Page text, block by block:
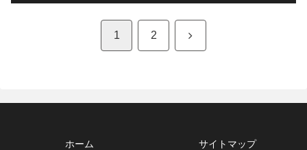
1 2 次
ホーム サイトマップ